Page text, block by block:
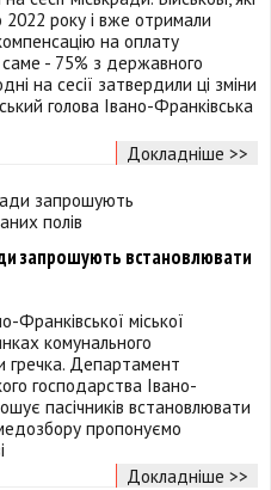
року і вже отримали
на оплату
- 75% з державного
на сесії затвердили ці зміни
голова Івано-Франківська
Докладніше >>
запрошують встановлювати
Франківської міської
комунального
гречка. Департамент
господарства Івано-
пасічників встановлювати
пропонуємо
Докладніше >>